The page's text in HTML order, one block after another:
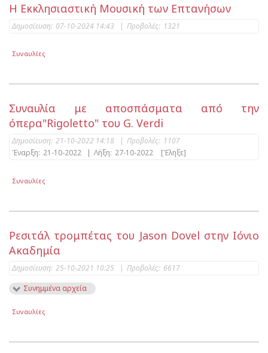
Η Εκκλησιαστική Μουσική των Επτανήσων
Δημοσίευση: 07-10-2024 14:43 | Προβολές: 1321
Συναυλίες
Συναυλία με αποσπάσματα από την
όπερα"Rigoletto" του G. Verdi
Δημοσίευση: 21-10-2022 14:18 | Προβολές: 1107
Έναρξη: 21-10-2022 | Λήξη: 27-10-2022 [Έληξε]
Συναυλίες
Ρεσιτάλ τρομπέτας του Jason Dovel στην Ιόνιο
Ακαδημία
Δημοσίευση: 25-10-2021 10:25 | Προβολές: 6617
Συνημμένα αρχεία
Συναυλίες